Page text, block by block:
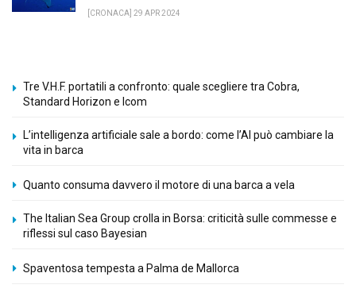
[CRONACA] 29 APR 2024
Tre V.H.F. portatili a confronto: quale scegliere tra Cobra,
Standard Horizon e Icom
L’intelligenza artificiale sale a bordo: come l’AI può cambiare la
vita in barca
Quanto consuma davvero il motore di una barca a vela
The Italian Sea Group crolla in Borsa: criticità sulle commesse e
riflessi sul caso Bayesian
Spaventosa tempesta a Palma de Mallorca